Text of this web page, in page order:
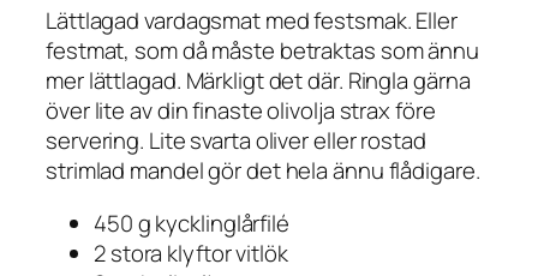
Lättlagad vardagsmat med festsmak. Eller
festmat, som då måste betraktas som ännu
mer lättlagad. Märkligt det där. Ringla gärna
över lite av din finaste olivolja strax före
servering. Lite svarta oliver eller rostad
strimlad mandel gör det hela ännu flådigare.
450 g kycklinglårfilé
2 stora klyftor vitlök